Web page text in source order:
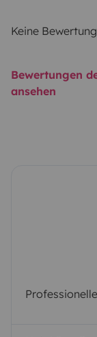
Keine Bewertung
Bewertungen
ansehen